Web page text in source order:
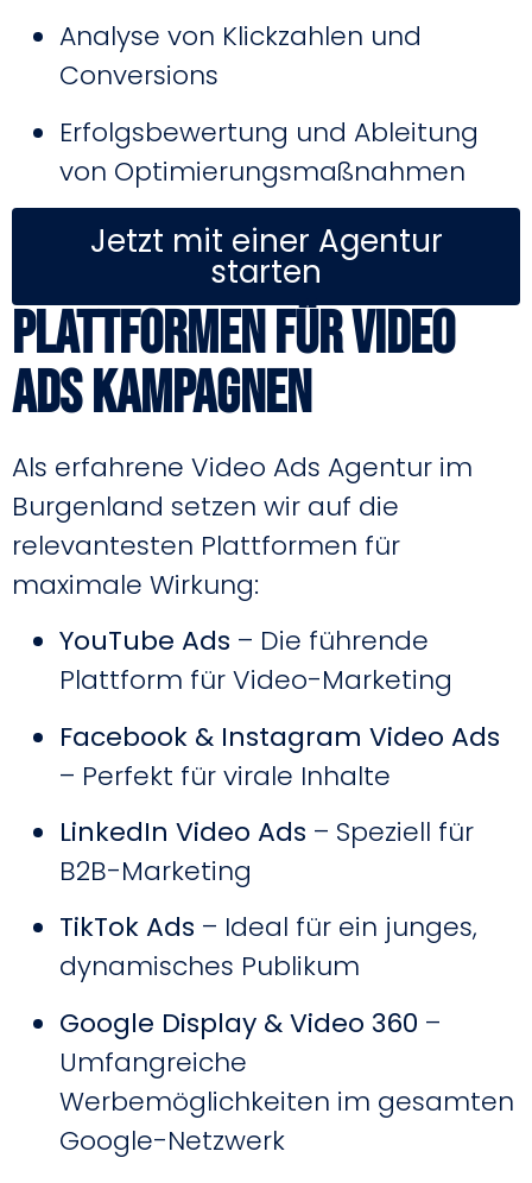
Analyse von Klickzahlen und
Conversions
Erfolgsbewertung und Ableitung
von Optimierungsmaßnahmen
Jetzt mit einer Agentur
starten
Plattformen für Video
Ads Kampagnen
Als erfahrene Video Ads Agentur im
Burgenland setzen wir auf die
relevantesten Plattformen für
maximale Wirkung:
YouTube Ads – Die führende
Plattform für Video-Marketing
Facebook & Instagram Video Ads
– Perfekt für virale Inhalte
LinkedIn Video Ads – Speziell für
B2B-Marketing
TikTok Ads – Ideal für ein junges,
dynamisches Publikum
Google Display & Video 360 –
Umfangreiche
Werbemöglichkeiten im gesamten
Google-Netzwerk